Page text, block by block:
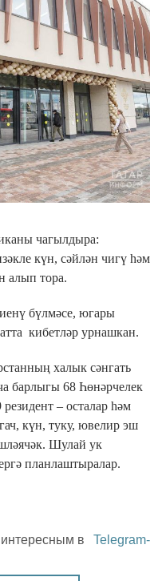
чагылдыра:
күн, сәйлән чигү һәм
алып тора.
бүлмәсе, югары
кибетләр урнашкан.
халык сәнгать
барлыгы 68 Һөнәрчелек
– осталар һәм
күн, туку, ювелир эш
Шулай ук
планлаштыралар.
в
Telegram-